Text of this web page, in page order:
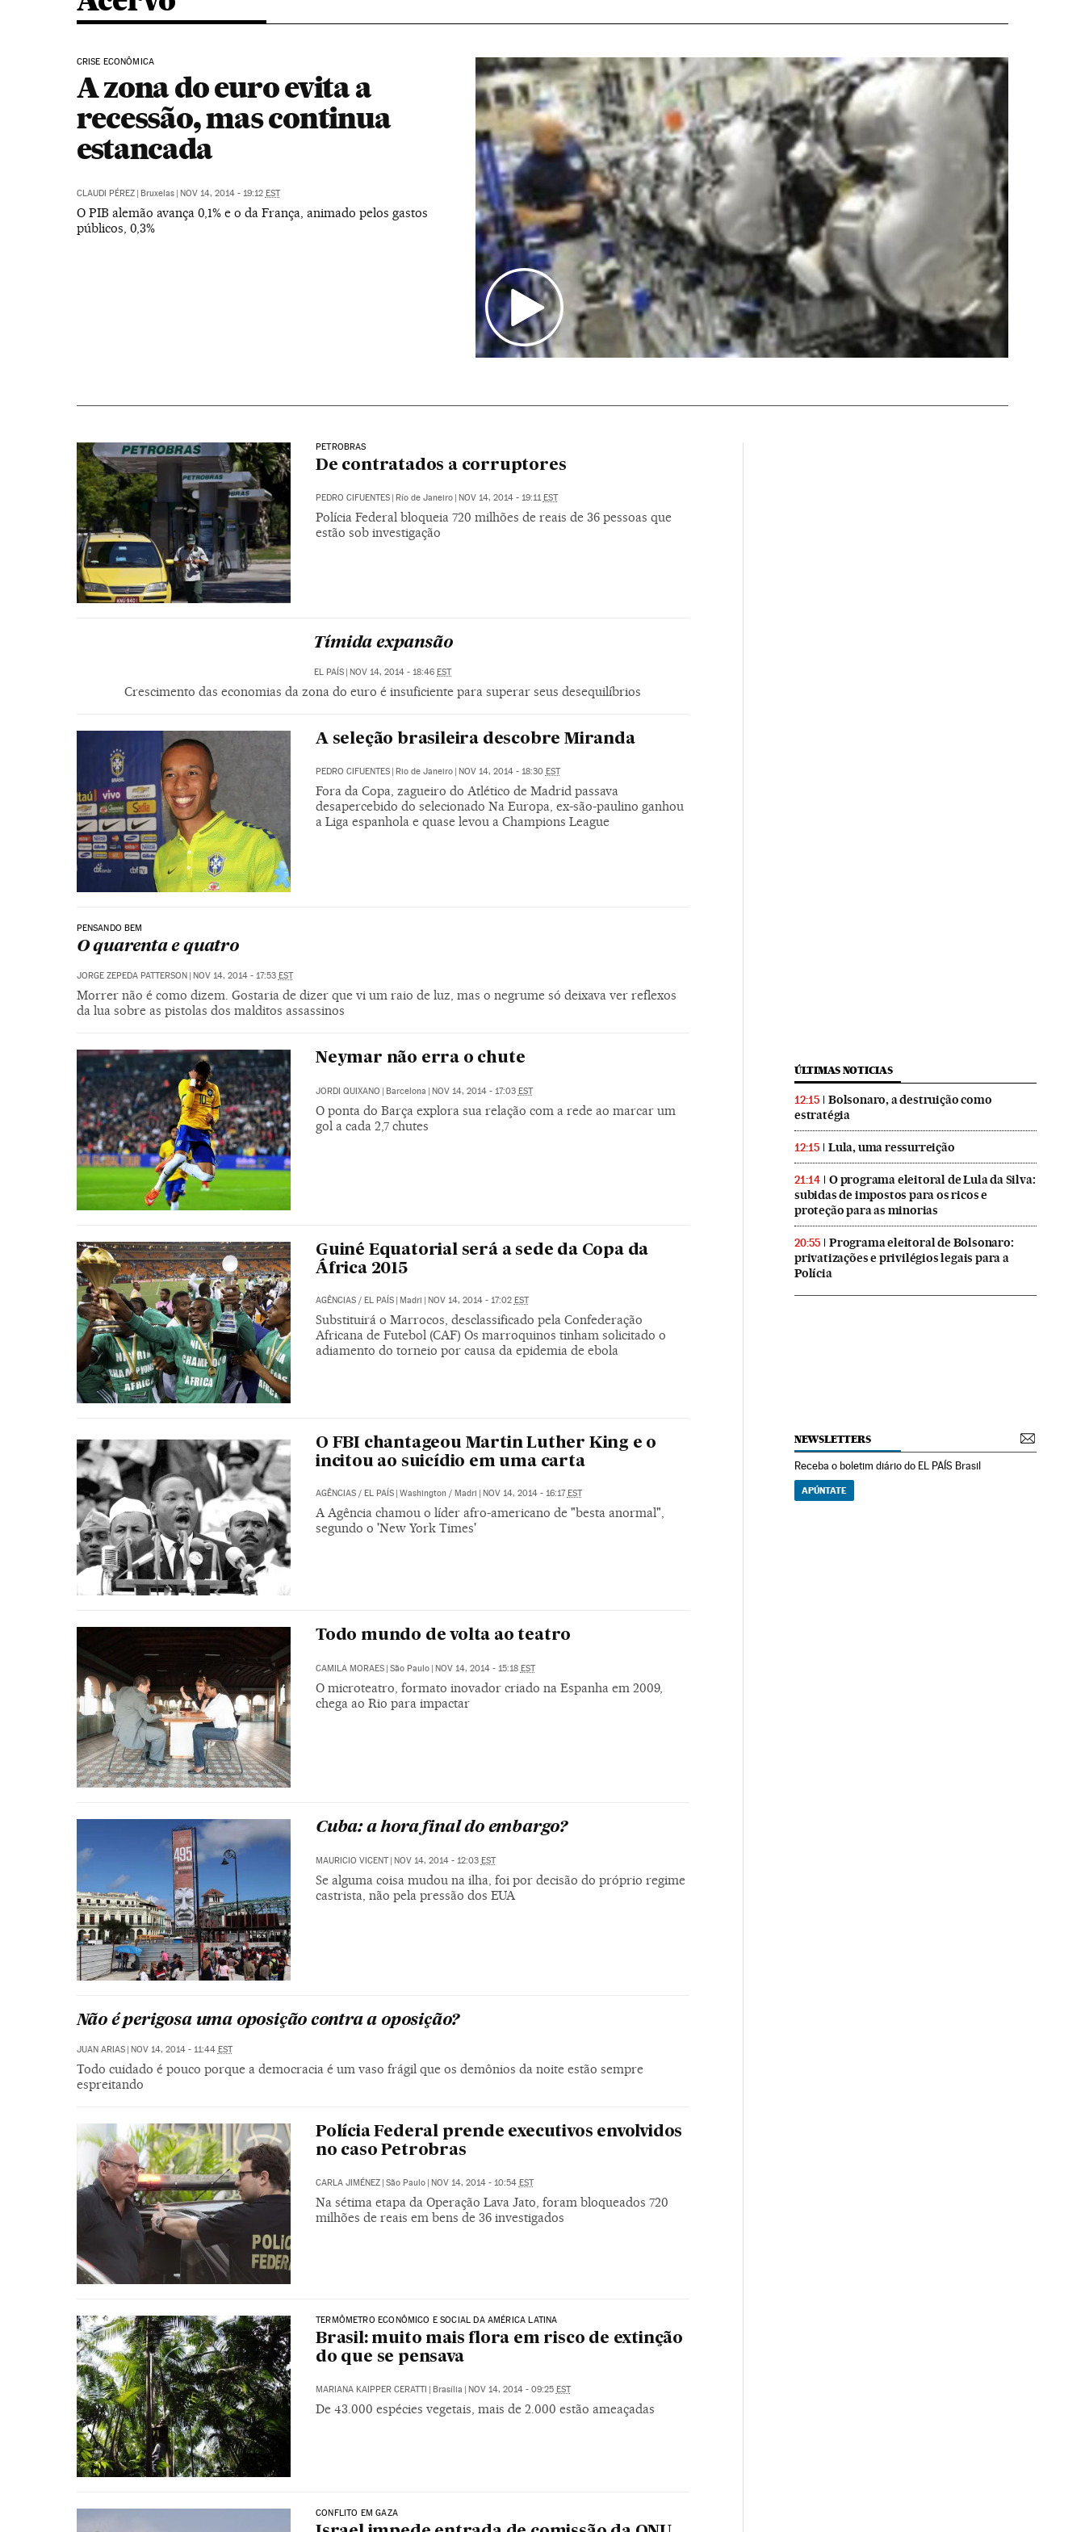
CRISE ECONÔMICA
A zona do euro evita a
recessão, mas continua
estancada
CLAUDI PÉREZ | Bruxelas | NOV 14, 2014 - 19:12 EST
O PIB alemão avança 0,1% e o da França, animado pelos gastos
públicos, 0,3%
PETROBRAS
De contratados a corruptores
PEDRO CIFUENTES | Río de Janeiro | NOV 14, 2014 - 19:11EST
Polícia Federal bloqueia 720 milhões de reais de 36 pessoas que
estão sob investigação
Tímida expansão
EL PAÍS NOV 14, 2014 - 18:46 EST
Crescimento das economias da zona do euro é insuficiente para superar seus desequilíbrios
A seleção brasileira descobre Miranda
PEDRO CIFUENTES Rio de Janeiro NOV 14, 2014 - 18:30 EST
Fora da Copa, zagueiro do Atlético de Madrid passava
desapercebido do selecionado Na Europa, ex-são-paulino ganhou
a Liga espanhola e quase levou a Champions League
PENSANDO BEM
O quarenta e quatro
JORGE ZEPEDA PATTERSON | NOV 14, 2014 - 17:53 EST
Morrer não é como dizem. Gostaria de dizer que vi um raio de luz, mas o negrume só deixava ver reflexos
da lua sobre as pistolas dos malditos assassinos
Neymar não erra o chute
JORDI QUIXANO | Barcelona | NOV 14, 2014 - 17:03 EST
O ponta do Barça explora sua relação com a rede ao marcar um
gol a cada 2,7 chutes
Guiné Equatorial será a sede da Copa da
África 2015
AGÊNCIAS/ EL PAÍS | Madri | NOV 14, 2014 - 17:02 EST
Substituirá o Marrocos, desclassificado pela Confederação
Africana de Futebol (CAF) Os marroquinos tinham solicitado o
adiamento do torneio por causa da epidemia de ebola
O FBI chantageou Martin Luther King e o
incitou ao suicídio em uma carta
AGÊNCIAS/ EL PAÍS Washington / Madri NOV 14, 2014 - 16:17 EST
A Agência chamou o líder afro-americano de "besta anormal",
segundo o 'New York Times'
Todo mundo de volta ao teatro
CAMILA MORAES | São Paulo | NOV 14, 2014 - 15:18 EST
O microteatro, formato inovador criado na Espanha em 2009,
chega ao Rio para impactar
Cuba: a hora final do embargo?
MAURICIO VICENT NOV 14, 2014 - 12:03 EST
Se alguma coisa mudou na ilha, foi por decisão do próprio regime
castrista, não pela pressão dos EUA
Não é perigosa uma oposição contra a oposição?
JUAN ARIAS | NOV 14, 2014 - 11:44 EST
Todo cuidado é pouco porque a democracia é um vaso frágil que os demônios da noite estão sempre
espreitando
Polícia Federal prende executivos envolvidos
no caso Petrobras
CARLA JIMÉNEZ | São Paulo | NOV 14, 2014 - 10:54 EST
Na sétima etapa da Operação Lava Jato, foram bloqueados 720
milhões de reais em bens de 36 investigados
TERMÔMETRO ECONÔMICO E SOCIAL DA AMÉRICA LATINA
Brasil: muito mais flora em risco de extinção
do que se pensava
MARIANA KAIPPER CERATTI | Brasília | NOV 14, 2014 - 09:25 EST
De 43.000 espécies vegetais, mais de 2.000 estão ameaçadas
CONFLITO EM GAZA
ÚLTIMAS NOTICIAS
12:15
Bolsonaro, a destruição como
estratégia
12:15 Lula, uma ressurreição
21:14
O programa eleitoral de Lula da Silva:
subidas de impostos para os ricos e
proteção para as minorias
20:55
Programa eleitoral de Bolsonaro:
privatizações e privilégios legais para a
Polícia
NEWSLETTERS
Receba o boletim diário do EL PAÍS Brasil
APÚNTATE